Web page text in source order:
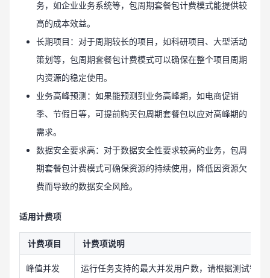
务，如企业业务系统等，包周期套餐包计费模式能提供较
高的成本效益。
长期项目：对于周期较长的项目，如科研项目、大型活动
策划等，包周期套餐包计费模式可以确保在整个项目周期
内资源的稳定使用。
业务高峰预测：如果能预测到业务高峰期，如电商促销
季、节假日等，可提前购买包周期套餐包以应对高峰期的
需求。
数据安全要求高：对于数据安全性要求较高的业务，包周
期套餐包计费模式可确保资源的持续使用，降低因资源欠
费而导致的数据安全风险。
适用计费项
计费项目 计费项说明
峰值并发 运行任务支持的最大并发用户数，请根据测试需求